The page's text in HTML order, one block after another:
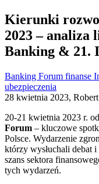
Kierunki
2023 – analiza
Banking & 21.
Banking Forum finanse
ubezpieczenia
28 kwietnia 2023,
20-21 kwietnia 2023 r.
Forum – kluczowe
Polsce. Wydarzenie
którzy wysłuchali debat
szans sektora
tych wydarzeń.